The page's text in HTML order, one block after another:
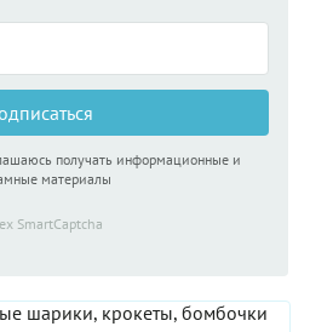
получать информационные и
материалы
SmartCaptcha